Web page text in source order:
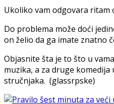
Ukoliko vam odgovara ritam
Do problema može doći
on želio da ga imate znatno
Objasnite šta je to što u
muzika, a za druge
stručnjaka. (glassrpske)